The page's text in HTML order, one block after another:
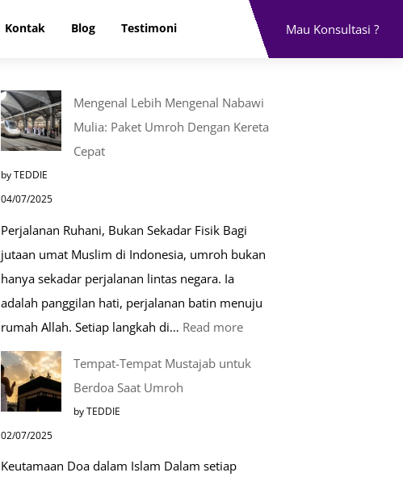
Kontak Blog Testimoni Mau Konsultasi ?
Mengenal Lebih Mengenal Nabawi
Mulia: Paket Umroh Dengan Kereta
Cepat
by TEDDIE
04/07/2025
Perjalanan Ruhani, Bukan Sekadar Fisik Bagi
jutaan umat Muslim di Indonesia, umroh bukan
hanya sekadar perjalanan lintas negara. Ia
adalah panggilan hati, perjalanan batin menuju
rumah Allah. Setiap langkah di… Read more:
Tempat-Tempat Mustajab untuk
Berdoa Saat Umroh
by TEDDIE
02/07/2025
Keutamaan Doa dalam Islam Dalam setiap